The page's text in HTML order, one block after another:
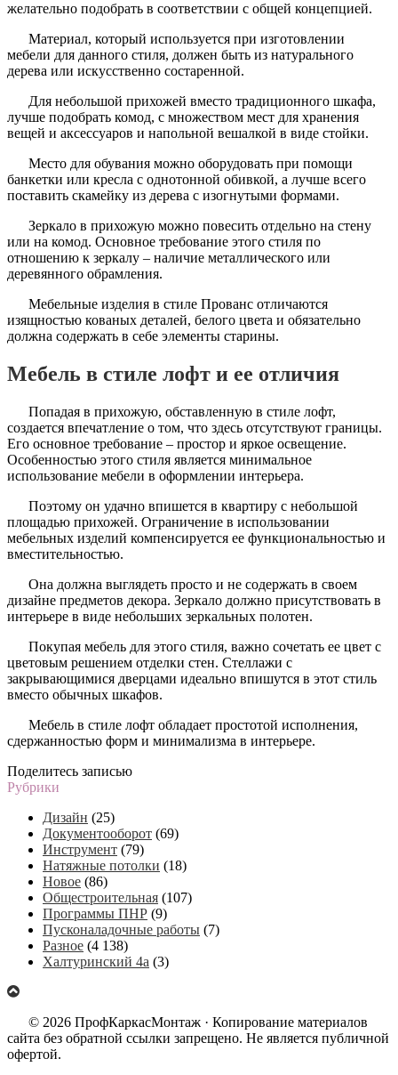
желательно подобрать в соответствии с общей концепцией.
Материал, который используется при изготовлении
мебели для данного стиля, должен быть из натурального
дерева или искусственно состаренной.
Для небольшой прихожей вместо традиционного шкафа,
лучше подобрать комод, с множеством мест для хранения
вещей и аксессуаров и напольной вешалкой в виде стойки.
Место для обувания можно оборудовать при помощи
банкетки или кресла с однотонной обивкой, а лучше всего
поставить скамейку из дерева с изогнутыми формами.
Зеркало в прихожую можно повесить отдельно на стену
или на комод. Основное требование этого стиля по
отношению к зеркалу – наличие металлического или
деревянного обрамления.
Мебельные изделия в стиле Прованс отличаются
изящностью кованых деталей, белого цвета и обязательно
должна содержать в себе элементы старины.
Мебель в стиле лофт и ее отличия
Попадая в прихожую, обставленную в стиле лофт,
создается впечатление о том, что здесь отсутствуют границы.
Его основное требование – простор и яркое освещение.
Особенностью этого стиля является минимальное
использование мебели в оформлении интерьера.
Поэтому он удачно впишется в квартиру с небольшой
площадью прихожей. Ограничение в использовании
мебельных изделий компенсируется ее функциональностью и
вместительностью.
Она должна выглядеть просто и не содержать в своем
дизайне предметов декора. Зеркало должно присутствовать в
интерьере в виде небольших зеркальных полотен.
Покупая мебель для этого стиля, важно сочетать ее цвет с
цветовым решением отделки стен. Стеллажи с
закрывающимися дверцами идеально впишутся в этот стиль
вместо обычных шкафов.
Мебель в стиле лофт обладает простотой исполнения,
сдержанностью форм и минимализма в интерьере.
Поделитесь записью
Рубрики
Дизайн (25)
Документооборот (69)
Инструмент (79)
Натяжные потолки (18)
Новое (86)
Общестроительная (107)
Программы ПНР (9)
Пусконаладочные работы (7)
Разное (4 138)
Халтуринский 4а (3)
© 2026 ПрофКаркасМонтаж · Копирование материалов
сайта без обратной ссылки запрещено. Не является публичной
офертой.